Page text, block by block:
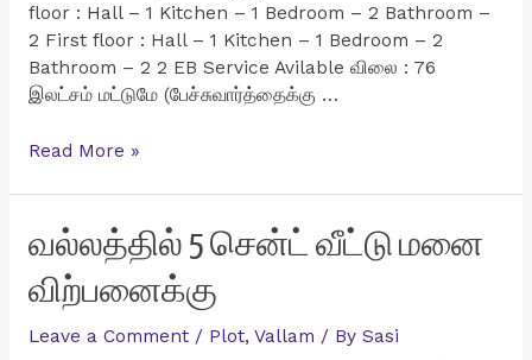
floor : Hall – 1 Kitchen – 1 Bedroom – 2 Bathroom –
2 First floor : Hall – 1 Kitchen – 1 Bedroom – 2
Bathroom – 2 2 EB Service Avilable விலை : 76
இலட்சம் மட்டுமே (பேச்சுவார்த்தைக்கு …
அம்பாசமுத்திரத்தில்
விற்பனைக்கு
Read More »
வல்லத்தில் 5 சென்ட் வீட்டு மனை
விற்பனைக்கு
Leave a Comment / Plot, Vallam / By Sasi